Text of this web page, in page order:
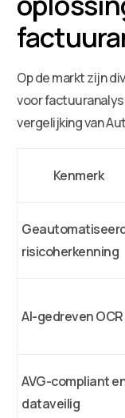
Op de markt zijn
voor
vergelijking van
Kenmerk
risicoherkenning
AI-gedreven OCR
AVG-compliant
dataveilig